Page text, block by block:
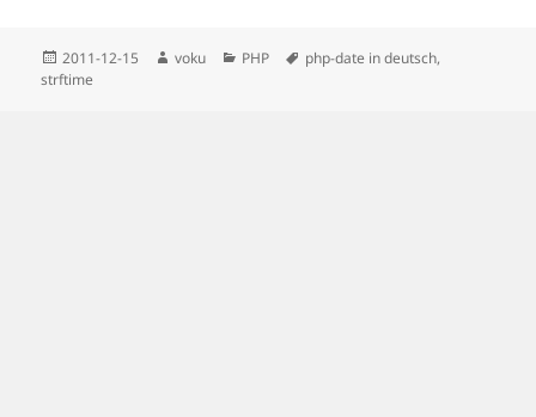
Posted
on
2011-12-15 Author
voku Categories
PHP Tags
php-date in deutsch,
strftime